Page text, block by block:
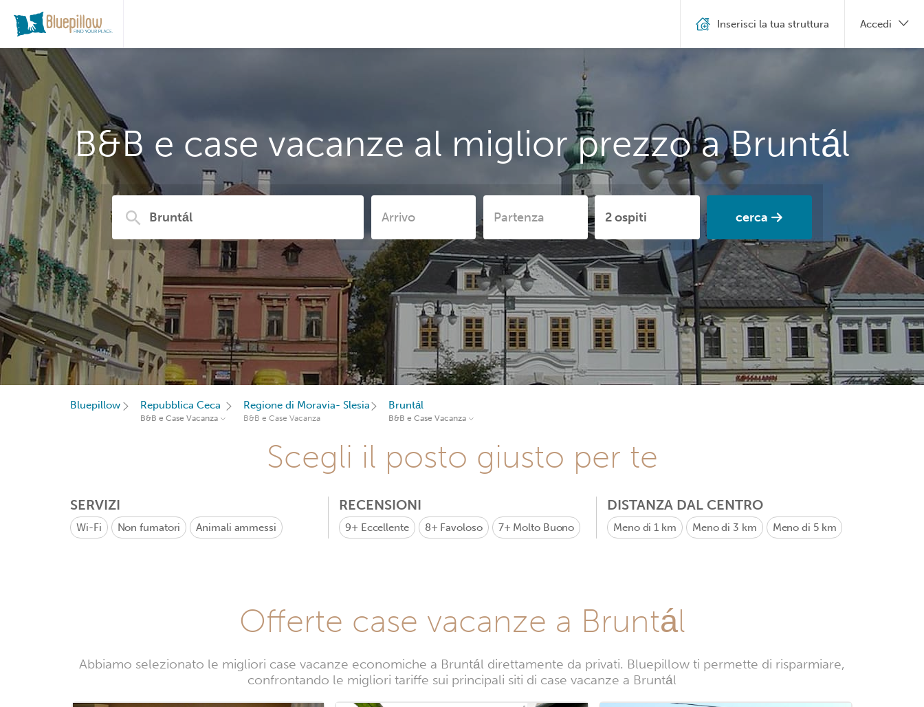
B&B e case vacanze al miglior prezzo a Bruntál
cerca
Inserisci la tua struttura Accedi
Bluepillow Repubblica Ceca
B&B e Case Vacanza
Regione di Moravia- Slesia
B&B e Case Vacanza
Bruntál
B&B e Case Vacanza
Scegli il posto giusto per te
SERVIZI
Wi-Fi Non fumatori Animali ammessi
RECENSIONI
9+ Eccellente 8+ Favoloso 7+ Molto Buono
DISTANZA DAL CENTRO
Meno di 1 km Meno di 3 km Meno di 5 km
Offerte case vacanze a Bruntál
Abbiamo selezionato le migliori case vacanze economiche a Bruntál direttamente da privati. Bluepillow ti permette di risparmiare,
confrontando le migliori tariffe sui principali siti di case vacanze a Bruntál